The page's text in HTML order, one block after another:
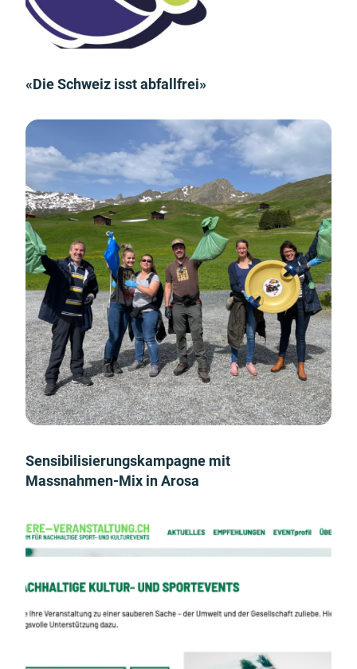
«Die Schweiz isst abfallfrei»
Sensibilisierungskampagne mit
Massnahmen-Mix in Arosa